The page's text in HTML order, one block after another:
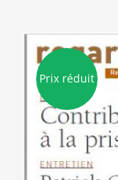
Prix réduit